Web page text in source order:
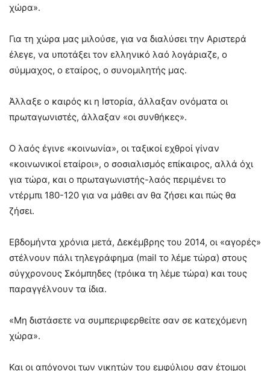
χώρα».
Για τη χώρα μας μιλούσε, για να διαλύσει την Αριστερά
έλεγε, να υποτάξει τον ελληνικό λαό λογάριαζε, ο
σύμμαχος, ο εταίρος, ο συνομιλητής μας.
Άλλαξε ο καιρός κι η Ιστορία, άλλαξαν ονόματα οι
πρωταγωνιστές, άλλαξαν «οι συνθήκες».
Ο λαός έγινε «κοινωνία», οι ταξικοί εχθροί γίναν
«κοινωνικοί εταίροι», ο σοσιαλισμός επίκαιρος, αλλά όχι
για τώρα, και ο πρωταγωνιστής-λαός περιμένει το
ντέρμπι 180-120 για να μάθει αν θα ζήσει και πώς θα
ζήσει.
Εβδομήντα χρόνια μετά, Δεκέμβρης του 2014, οι «αγορές»
στέλνουν πάλι τηλεγράφημα (mail το λέμε τώρα) στους
σύγχρονους Σκόμπηδες (τρόικα τη λέμε τώρα) και τους
παραγγέλνουν τα ίδια.
«Μη διστάσετε να συμπεριφερθείτε σαν σε κατεχόμενη
χώρα».
Και οι απόγονοι των νικητών του εμφύλιου σαν έτοιμοι